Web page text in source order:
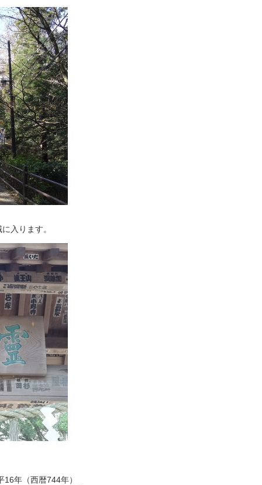
入ります。
年（西暦744年）